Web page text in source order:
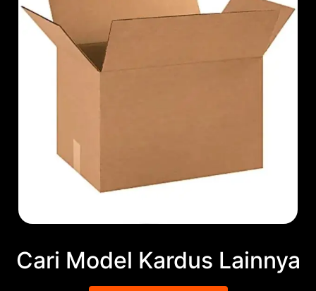
Cari Model Kardus Lainnya